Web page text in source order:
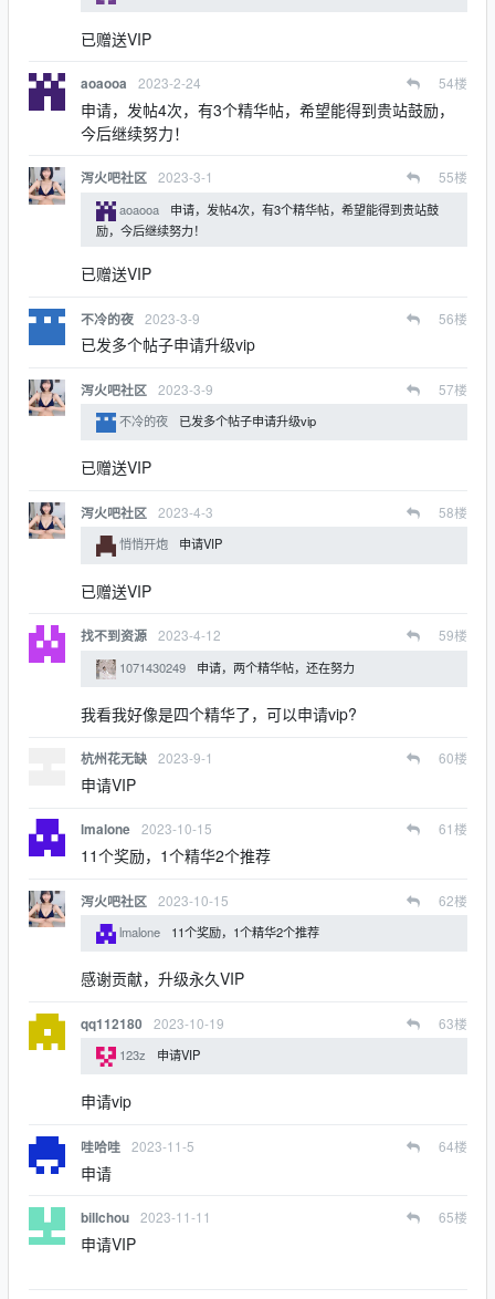
已赠送VIP
aoaooa 2023-2-24 54楼
申请，发帖4次，有3个精华帖，希望能得到贵站鼓励，
今后继续努力！
泻火吧社区 2023-3-1 55楼
aoaooa
申请，发帖4次，有3个精华帖，希望能得到贵站鼓
励，今后继续努力！
已赠送VIP
不冷的夜 2023-3-9 56楼
已发多个帖子申请升级vip
泻火吧社区 2023-3-9 57楼
不冷的夜 已发多个帖子申请升级vip
已赠送VIP
泻火吧社区 2023-4-3 58楼
悄悄开炮 申请VIP
已赠送VIP
找不到资源 2023-4-12 59楼
1071430249 申请，两个精华帖，还在努力
我看我好像是四个精华了，可以申请vip?
杭州花无缺 2023-9-1 60楼
申请VIP
lmalone 2023-10-15 61楼
11个奖励，1个精华2个推荐
泻火吧社区 2023-10-15 62楼
lmalone 11个奖励，1个精华2个推荐
感谢贡献，升级永久VIP
qq112180 2023-10-19 63楼
123z 申请VIP
申请vip
哇哈哇 2023-11-5 64楼
申请
billchou 2023-11-11 65楼
申请VIP